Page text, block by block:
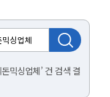
믹싱업체’ 건 검색 결